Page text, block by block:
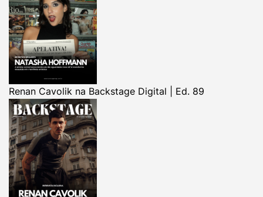
Renan Cavolik na Backstage Digital | Ed. 89